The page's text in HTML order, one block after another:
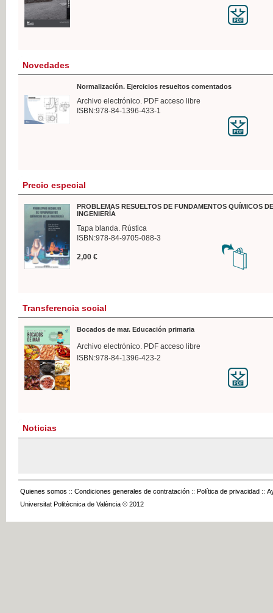
Novedades
Normalización. Ejercicios resueltos comentados
Archivo electrónico. PDF acceso libre
ISBN:978-84-1396-433-1
Precio especial
PROBLEMAS RESUELTOS DE FUNDAMENTOS QUÍMICOS
INGENIERÍA
Tapa blanda. Rústica
ISBN:978-84-9705-088-3
2,00 €
Transferencia social
Bocados de mar. Educación primaria
Archivo electrónico. PDF acceso libre
ISBN:978-84-1396-423-2
Noticias
Quienes somos :: Condiciones generales de contratación :: Política de privacidad ::
Universitat Politècnica de València © 2012